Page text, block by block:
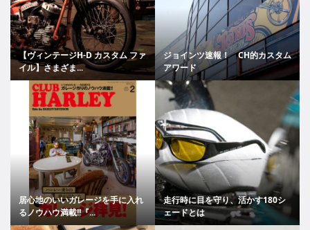
【ヴィンテージH-D カスタム ファ
イル】さまざま...
ジョインツ速報！ CH的カスタム
アワード
居心地のいいガレージを手に入れ
るノウハウ満載!!『...
走行時に目を守り、活かす180シ
ェードとは